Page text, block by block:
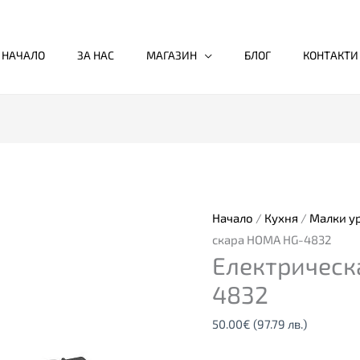
НАЧАЛО ЗА НАС МАГАЗИН БЛОГ КОНТАКТИ
Начало / Кухня / Малки
скара HOMA HG-4832
4832
50.00€ (97.79 лв.)